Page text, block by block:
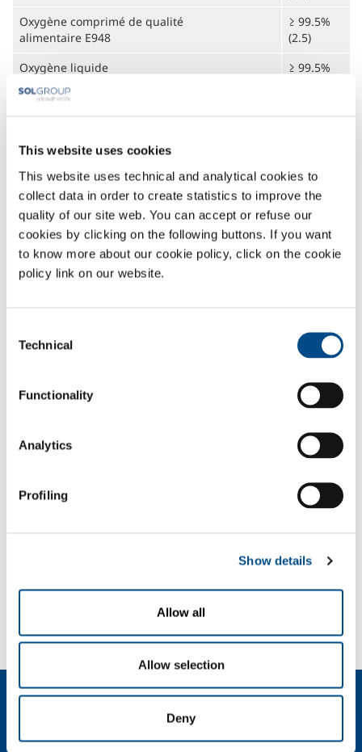
This website uses cookies
This website uses technical and analytical cookies to
collect data in order to create statistics to improve the
quality of our site web. You can accept or refuse our
cookies by clicking on the following buttons. If you want
to know more about our cookie policy, click on the cookie
policy link on our website.
Selection
Technical
Functionality
Analytics
Profiling
Show details
Allow all
Allow selection
Deny
Oxygène comprimé de qualité
alimentaire E948
≥ 99.5%
(2.5)
Oxygène liquide
≥ 99.5%
Mélanges de gaz oxygène — argon
99.5%
Mélanges standards multi composants
Mélanges de gaz oxygène — argon — dioxyde
de carbone
A partir
de ppb à
Mélanges de gaz oxygène — argon — hélium
SOL peut fournir, sur demande, des mélanges
A partir
de ppb à
Technologies
Services
Besoin d’en savoir plus ?
Contactez-nous
Qui sommes nous?
Éthique et valeurs